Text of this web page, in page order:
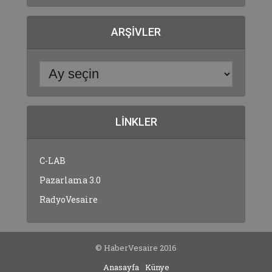
ARŞIVLER
LINKLER
C-LAB
Pazarlama 3.0
RadyoVesaire
© HaberVesaire 2016
Anasayfa Künye